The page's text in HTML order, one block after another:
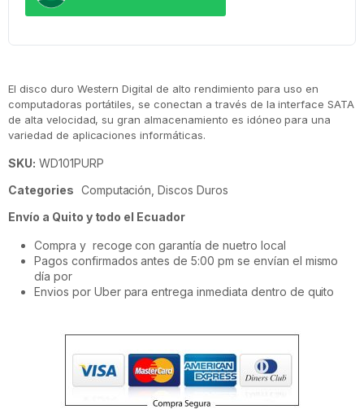
El disco duro Western Digital de alto rendimiento para uso en
computadoras portátiles, se conectan a través de la interface SATA
de alta velocidad, su gran almacenamiento es idóneo para una
variedad de aplicaciones informáticas.
SKU: WD101PURP
Categories Computación ,Discos Duros
Envío a Quito y todo el Ecuador
Compra y recoge con garantía de nuetro local
Pagos confirmados antes de 5:00 pm se envían el mismo
día por
Envios por Uber para entrega inmediata dentro de quito